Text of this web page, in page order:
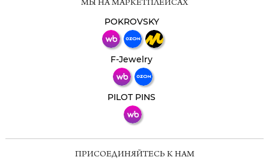
МЫ НА МАРКЕТПЛЕЙСАХ
POKROVSKY
F-Jewelry
PILOT PINS
ПРИСОЕДИНЯЙТЕСЬ К НАМ